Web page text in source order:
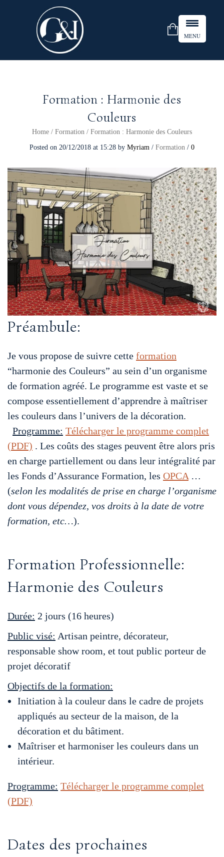
Formation : Harmonie des
Couleurs
Home / Formation / Formation : Harmonie des Couleurs
Posted on 20/12/2018 at 15:28 by Myriam / Formation / 0
Préambule:
Je vous propose de suivre cette formation
“harmonie des Couleurs” au sein d’un organisme
de formation agréé. Le programme est vaste et se
compose essentiellement d’apprendre à maîtriser
les couleurs dans l’univers de la décoration.
Programme: Télécharger le programme complet
(PDF) . Les coûts des stages peuvent être alors pris
en charge partiellement ou dans leur intégralité par
les Fonds d’Assurance Formation, les OPCA …
(selon les modalités de prise en charge l’organisme
dont vous dépendez, vos droits à la date de votre
formation, etc…).
Formation Professionnelle:
Harmonie des Couleurs
Durée: 2 jours (16 heures)
Public visé: Artisan peintre, décorateur,
responsable show room, et tout public porteur de
projet décoratif
Objectifs de la formation:
Initiation à la couleur dans le cadre de projets
appliqués au secteur de la maison, de la
décoration et du bâtiment.
Maîtriser et harmoniser les couleurs dans un
intérieur.
Programme: Télécharger le programme complet
(PDF)
Dates des prochaines
MENU